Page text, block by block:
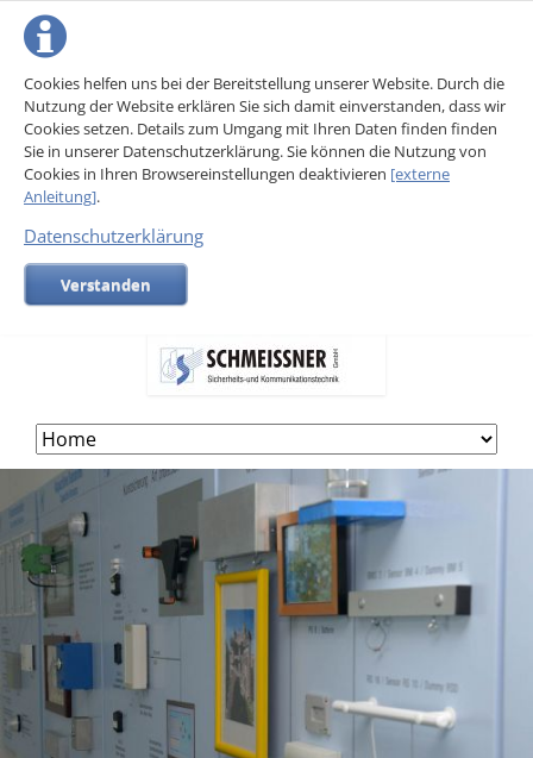
Cookies helfen uns bei der Bereitstellung unserer Website. Durch die
Nutzung der Website erklären Sie sich damit einverstanden, dass wir
Cookies setzen. Details zum Umgang mit Ihren Daten finden finden
Sie in unserer Datenschutzerklärung. Sie können die Nutzung von
Cookies in Ihren Browsereinstellungen deaktivieren [externe
Anleitung].
Datenschutzerklärung
Verstanden
navigation